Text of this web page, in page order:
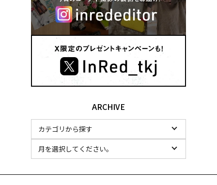
ARCHIVE